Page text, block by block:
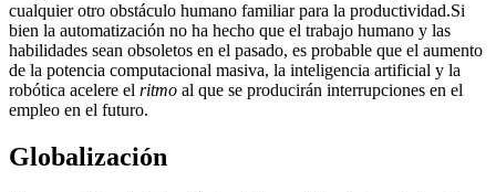
cualquier otro obstáculo humano familiar para la productividad.Si
bien la automatización no ha hecho que el trabajo humano y las
habilidades sean obsoletos en el pasado, es probable que el aumento
de la potencia computacional masiva, la inteligencia artificial y la
robótica acelere el ritmo al que se producirán interrupciones en el
empleo en el futuro.
Globalización